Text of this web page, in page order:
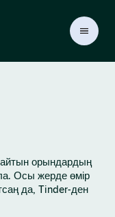
орындардың
Осы жерде өмір
да, Tinder-ден